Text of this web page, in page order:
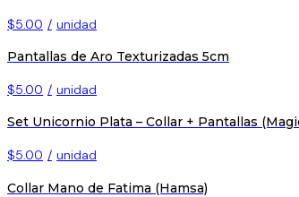
$5.00 / unidad
Pantallas de Aro Texturizadas 5cm
$5.00 / unidad
Set Unicornio Plata – Collar + Pantallas
$5.00 / unidad
Collar Mano de Fatima (Hamsa)